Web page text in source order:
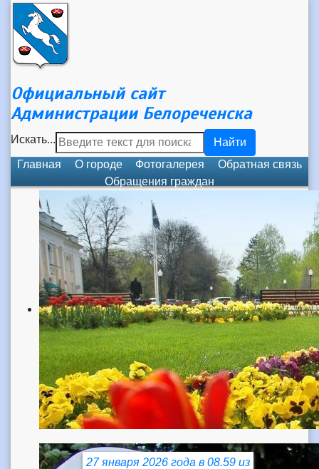
Официальный сайт
Администрации Белореченска
Искать...
Найти
Главная
О городе Фотогалерея
Обратная связь
Обращения граждан
27 января 2026 года в 08.59 из